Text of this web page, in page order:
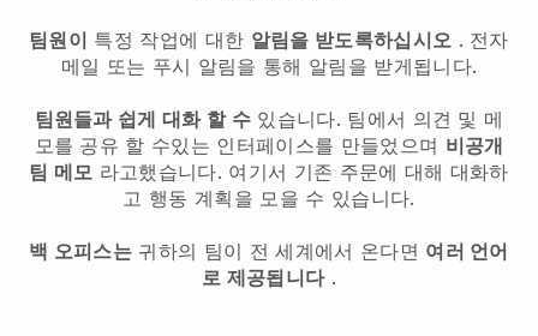
팀원이 특정 작업에 대한 알림을 받도록하십시오 . 전자
메일 또는 푸시 알림을 통해 알림을 받게됩니다.
팀원들과 쉽게 대화 할 수 있습니다. 팀에서 의견 및 메
모를 공유 할 수있는 인터페이스를 만들었으며 비공개
팀 메모 라고했습니다. 여기서 기존 주문에 대해 대화하
고 행동 계획을 모을 수 있습니다.
백 오피스는 귀하의 팀이 전 세계에서 온다면 여러 언어
로 제공됩니다.